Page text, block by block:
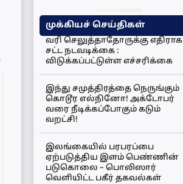
முக்கியச் செய்திகள்
வரி செலுத்தாதோருக்கு எதிராக
சட்ட நடவடிக்கை :
விடுக்கப்பட்டுள்ள எச்சரிக்கை
இந்து சமுத்திரத்தை நெருங்கும்
கொடூர எல்நினோ! அக்டோபர்
வரை நீடிக்கப்போகும் கடும்
வறட்சி!
இலங்கையில் பரபரப்பை
ஏற்படுத்திய இளம் பெண்ணின்
படுகொலை – பொலிஸார்
வெளியிட்ட பகீர் தகவல்கள்